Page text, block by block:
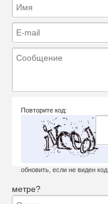
Повторите код:
обновить, если не виден код
метре?